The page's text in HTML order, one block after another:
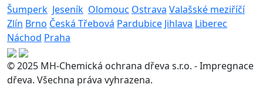
Šumperk Jeseník Olomouc Ostrava Valašské meziříčí
Zlín Brno Česká Třebová Pardubice Jihlava Liberec
Náchod Praha
© 2025 MH-Chemická ochrana dřeva s.r.o. - Impregnace
dřeva. Všechna práva vyhrazena.